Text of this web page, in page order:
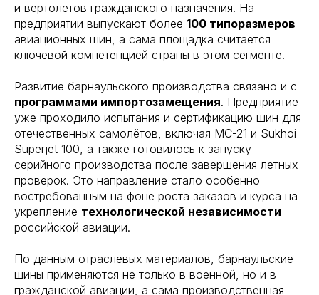
и вертолётов гражданского назначения. На
предприятии выпускают более 100 типоразмеров
авиационных шин, а сама площадка считается
ключевой компетенцией страны в этом сегменте.
Развитие барнаульского производства связано и с
программами импортозамещения. Предприятие
уже проходило испытания и сертификацию шин для
отечественных самолётов, включая МС-21 и Sukhoi
Superjet 100, а также готовилось к запуску
серийного производства после завершения летных
проверок. Это направление стало особенно
востребованным на фоне роста заказов и курса на
укрепление технологической независимости
российской авиации.
По данным отраслевых материалов, барнаульские
шины применяются не только в военной, но и в
гражданской авиации, а сама производственная